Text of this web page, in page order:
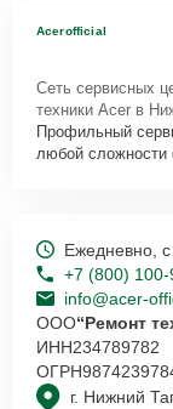
Acerofficial
Сеть сервисных
техники Acer в
Профильный
любой сложности
г. Нижний
Ежедневно,
+7 (800)
info@acer-
ООО“Ремонт
ИНН234789782
ОГРН